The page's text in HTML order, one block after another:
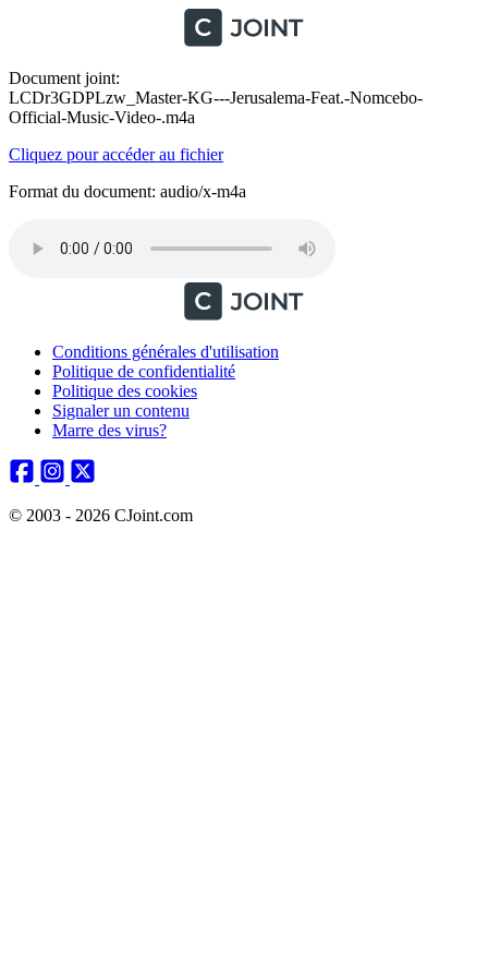
Document joint:
LCDr3GDPLzw_Master-KG---Jerusalema-Feat.-Nomcebo-
Official-Music-Video-.m4a
Cliquez pour accéder au fichier
Format du document: audio/x-m4a
Conditions générales d'utilisation
Politique de confidentialité
Politique des cookies
Signaler un contenu
Marre des virus?
© 2003 - 2026 CJoint.com